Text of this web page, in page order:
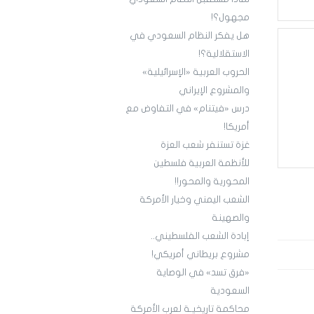
مجهول؟!
هل يفكر النظام السعودي في
الاستقلالية؟!
الحروب العربية «الإسرائيلية»
والمشروع الإيراني
درس «فيتنام» في التفاوض مع
أمريكا!
غزة تستنفر شعب العزة
للأنظمة العربية فلسطين
المحورية والمحور!!
الشعب اليمني وخيار الأمركة
والصهينة
إبادة الشعب الفلسطيني..
مشروع بريطاني أمريكي!
«فرق تسد» في الوصاية
السعودية
محاكمة تاريخيـة لعرب الأمركة